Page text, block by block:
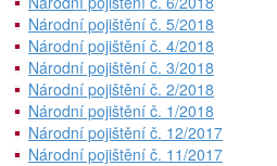
Národní pojištění č. 5/2018
Národní pojištění č. 4/2018
Národní pojištění č. 3/2018
Národní pojištění č. 2/2018
Národní pojištění č. 1/2018
Národní pojištění č. 12/2017
Národní pojištění č. 11/2017